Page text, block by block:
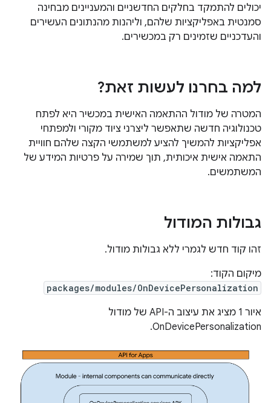
יכולים להתמקד בחלקים החדשניים והמעניינים מבחינה
סמנטית באפליקציות שלהם, וליהנות מהנתונים העשירים
והעדכניים שזמינים רק במכשירים.
למה בחרנו לעשות זאת?
המטרה של מודול ההתאמה האישית במכשיר היא לפתח
טכנולוגיה חדשה שתאפשר ליצרני ציוד מקורי ולמפתחי
אפליקציות להמשיך להציע למשתמשי הקצה שלהם חוויית
התאמה אישית איכותית, תוך שמירה על פרטיות המידע של
המשתמשים.
גבולות המודול
זהו קוד חדש לגמרי ללא גבולות מודול.
מיקום הקוד:
packages/modules/OnDevicePersonalization
איור 1 מציג את עיצוב ה-API של מודול
OnDevicePersonalization.